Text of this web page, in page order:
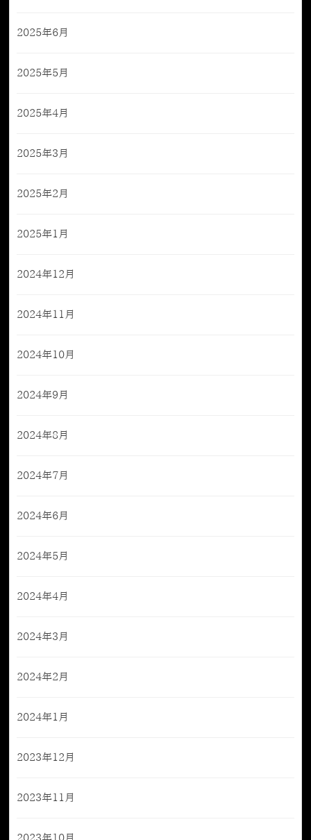
2025年6月
2025年5月
2025年4月
2025年3月
2025年2月
2025年1月
2024年12月
2024年11月
2024年10月
2024年9月
2024年8月
2024年7月
2024年6月
2024年5月
2024年4月
2024年3月
2024年2月
2024年1月
2023年12月
2023年11月